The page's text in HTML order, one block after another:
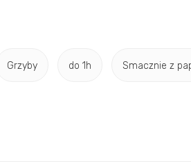
Grzyby do 1h Smacznie z